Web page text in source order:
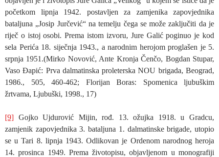
početkom lipnja 1942. postavljen za zamjenika zapovjednika
bataljuna „Josip Jurčević“ na temelju čega se može zaključiti da je
riječ o istoj osobi. Prema istom izvoru, Jure Galić poginuo je kod
sela Perića 18. siječnja 1943., a narodnim herojom proglašen je 5.
srpnja 1951.(Mirko Novović, Ante Kronja Čenčo, Bogdan Stupar,
Vaso Đapić: Prva dalmatinska proleterska NOU brigada, Beograd,
1986., 505, 460-462; Florijan Boras: Spomenica ljubuškim
žrtvama, Ljubuški, 1998., 17)
[9] Gojko Ujdurović Mijin, rođ. 13. ožujka 1918. u Gradcu,
zamjenik zapovjednika 3. bataljuna 1. dalmatinske brigade, utopio
se u Tari 8. lipnja 1943. Odlikovan je Ordenom narodnog heroja
14. prosinca 1949. Prema životopisu, objavljenom u monografiji